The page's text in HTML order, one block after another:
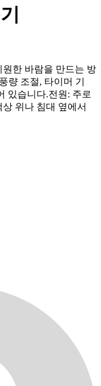
한 바람을 만드는 방
량 조절, 타이머 기
있습니다.전원: 주로
위나 침대 옆에서